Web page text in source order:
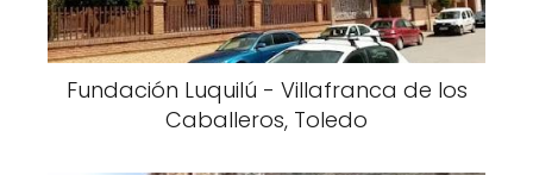
Fundación Luquilú - Villafranca de los
Caballeros, Toledo